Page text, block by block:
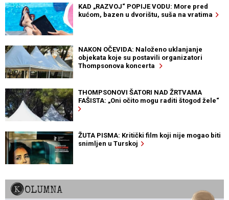
KAD „RAZVOJ“ POPIJE VODU: More pred
kućom, bazen u dvorištu, suša na vratima
NAKON OČEVIDA: Naloženo uklanjanje
objekata koje su postavili organizatori
Thompsonova koncerta
THOMPSONOVI ŠATORI NAD ŽRTVAMA
FAŠISTA: „Oni očito mogu raditi štogod žele“
ŽUTA PISMA: Kritički film koji nije mogao biti
snimljen u Turskoj
KOLUMNA